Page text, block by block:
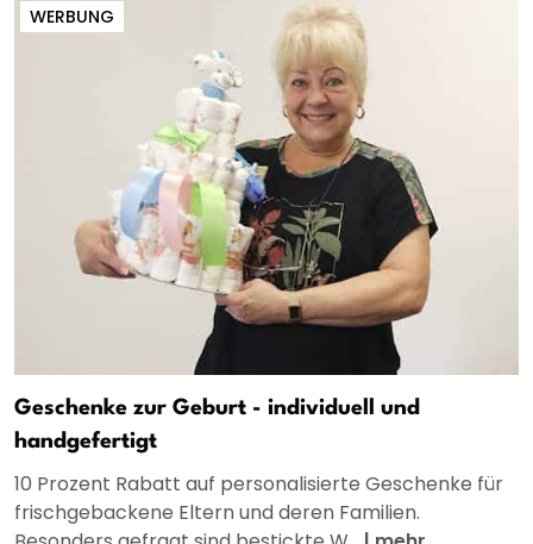
WERBUNG
Geschenke zur Geburt - individuell und
handgefertigt
10 Prozent Rabatt auf personalisierte Geschenke für
frischgebackene Eltern und deren Familien.